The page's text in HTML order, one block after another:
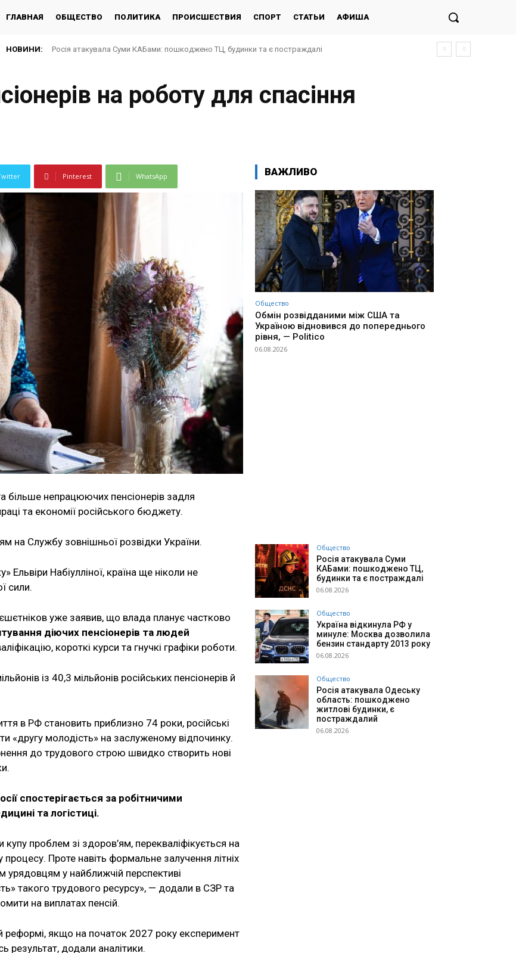
ГЛАВНАЯ ОБЩЕСТВО ПОЛИТИКА ПРОИСШЕСТВИЯ СПОРТ СТАТЬИ АФИША
НОВИНИ: Росія атакувала Суми КАБами: пошкоджено ТЦ, будинки та є постраждалі
на роботу для спасіння
Pinterest WhatsApp
більше непрацюючих пенсіонерів задля
та економії російського бюджету.
на Службу зовнішньої розвідки України.
Ельвіри Набіулліної, країна ще ніколи не
сили.
уже заявив, що влада планує частково
діючих пенсіонерів та людей
короткі курси та гнучкі графіки роботи.
із 40,3 мільйонів російських пенсіонерів й
в РФ становить приблизно 74 роки, російські
«другу молодість» на заслуженому відпочинку.
до трудового строю швидко створить нові
спостерігається за робітничими
та логістиці.
проблем зі здоров’ям, перекваліфікується на
Проте навіть формальне залучення літніх
урядовцям у найближчій перспективі
такого трудового ресурсу», — додали в СЗР та
на виплатах пенсій.
реформі, якщо на початок 2027 року експеримент
результат, додали аналітики.
ВАЖЛИВО
Общество
Обмін розвідданими між США та
Україною відновився до попереднього
рівня, — Politico
06.08.2026
Общество
Росія атакувала Суми
КАБами: пошкоджено ТЦ,
будинки та є постраждалі
06.08.2026
Общество
Україна відкинула РФ у
минуле: Москва дозволила
бензин стандарту 2013 року
06.08.2026
Общество
Росія атакувала Одеську
область: пошкоджено
житлові будинки, є
постраждалий
06.08.2026